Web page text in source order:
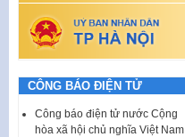
CÔNG BÁO ĐIỆN TỬ
Công báo điện tử nước Cộng
hòa xã hội chủ nghĩa Việt Nam